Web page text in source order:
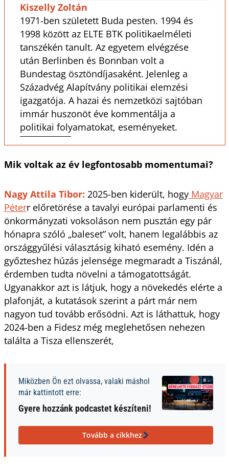
Kiszelly Zoltán
1971-ben született Buda pesten. 1994 és
1998 között az ELTE BTK politikaelméleti
tanszékén tanult. Az egyetem elvégzése
után Berlinben és Bonnban volt a
Bundestag ösztöndíjasaként. Jelenleg a
Századvég Alapítvány politikai elemzési
igazgatója. A hazai és nemzetközi sajtóban
immár huszonöt éve kommentálja a
politikai folyamatokat, eseményeket.
Mik voltak az év legfontosabb momentumai?
Nagy Attila Tibor: 2025-ben kiderült, hogyMagyar
Péterr előretörése a tavalyi európai parlamenti és
önkormányzati voksoláson nem pusztán egy pár
hónapra szóló „baleset” volt, hanem legalábbis az
országgyűlési választásig kiható esemény. Idén a
győzteshez húzás jelensége megmaradt a Tiszánál,
érdemben tudta növelni a támogatottságát.
Ugyanakkor azt is látjuk, hogy a növekedés elérte a
plafonját, a kutatások szerint a párt már nem
nagyon tud tovább erősödni. Azt is láthattuk, hogy
2024-ben a Fidesz még meglehetősen nehezen
találta a Tisza ellenszerét,
Miközben Ön ezt olvassa, valaki máshol
már kattintott erre:
Gyere hozzánk podcastet készíteni!
Tovább a cikkhez